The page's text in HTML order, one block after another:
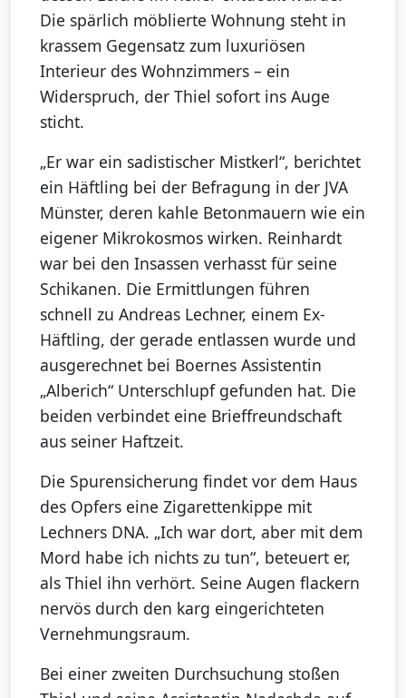
Die spärlich möblierte Wohnung steht in
krassem Gegensatz zum luxuriösen
Interieur des Wohnzimmers – ein
Widerspruch, der Thiel sofort ins Auge
sticht.
„Er war ein sadistischer Mistkerl“, berichtet
ein Häftling bei der Befragung in der JVA
Münster, deren kahle Betonmauern wie ein
eigener Mikrokosmos wirken. Reinhardt
war bei den Insassen verhasst für seine
Schikanen. Die Ermittlungen führen
schnell zu Andreas Lechner, einem Ex-
Häftling, der gerade entlassen wurde und
ausgerechnet bei Boernes Assistentin
„Alberich“ Unterschlupf gefunden hat. Die
beiden verbindet eine Brieffreundschaft
aus seiner Haftzeit.
Die Spurensicherung findet vor dem Haus
des Opfers eine Zigarettenkippe mit
Lechners DNA. „Ich war dort, aber mit dem
Mord habe ich nichts zu tun“, beteuert er,
als Thiel ihn verhört. Seine Augen flackern
nervös durch den karg eingerichteten
Vernehmungsraum.
Bei einer zweiten Durchsuchung stoßen